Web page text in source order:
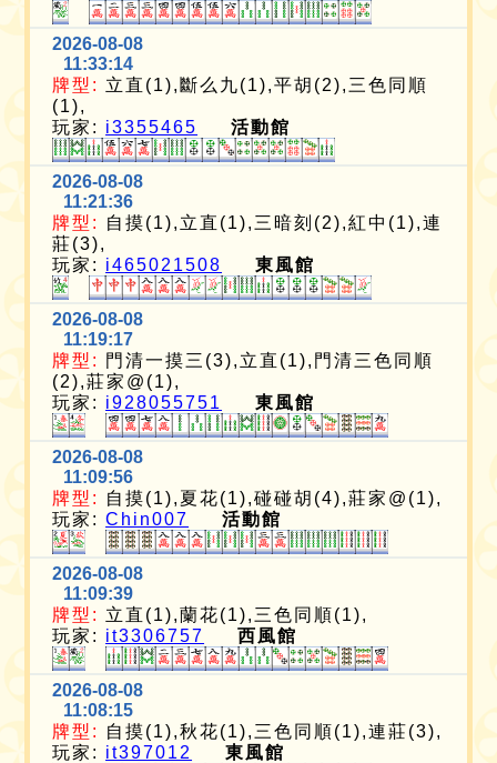
2026-08-08
11:33:14
牌型: 立直(1),斷么九(1),平胡(2),三色同順
(1),
玩家: i3355465 活動館
2026-08-08
11:21:36
牌型:
自摸(1),立直(1),三暗刻(2),紅中(1),連
莊(3),
玩家: i465021508 東風館
2026-08-08
11:19:17
牌型:
門清一摸三(3),立直(1),門清三色同順
(2),莊家@(1),
玩家: i928055751 東風館
2026-08-08
11:09:56
牌型:
自摸(1),夏花(1),碰碰胡(4),莊家@(1),
玩家:Chin007 活動館
2026-08-08
11:09:39
牌型: 立直(1),蘭花(1),三色同順(1),
玩家: it3306757 西風館
2026-08-08
11:08:15
牌型:
自摸(1),秋花(1),三色同順(1),連莊(3),
玩家: it397012 東風館